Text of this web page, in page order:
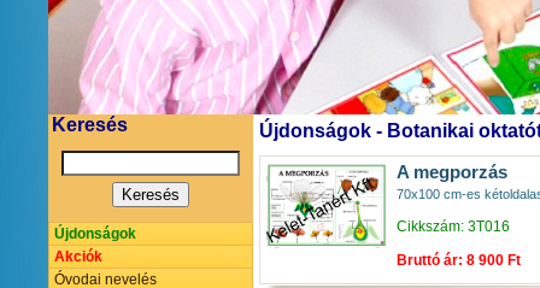
Keresés
Újdonságok
Akciók
Óvodai nevelés
Újdonságok - Botanikai
A megporzás
70x100 cm-es
Cikkszám: 3T016
Bruttó ár: 8 900 Ft